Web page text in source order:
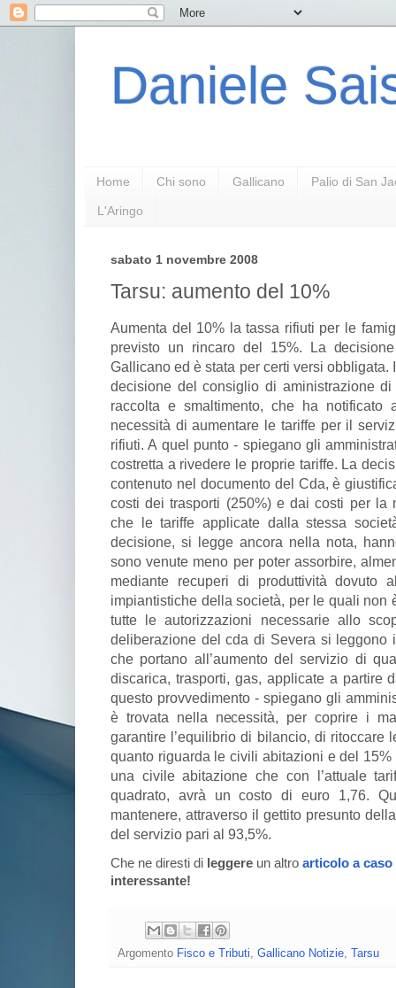
Daniele
Home Chi sono Gallicano Palio di San
L'Aringo
sabato 1 novembre 2008
Tarsu: aumento del 10%
Aumenta del 10% la tassa rifiuti per le
previsto un rincaro del 15%. La
Gallicano ed è stata per certi versi obbligata.
decisione del consiglio di aministrazione di
raccolta e smaltimento, che ha notificato
necessità di aumentare le tariffe per il
rifiuti. A quel punto - spiegano gli
costretta a rivedere le proprie tariffe. La
contenuto nel documento del Cda, è
costi dei trasporti (250%) e dai costi per la
che le tariffe applicate dalla stessa
decisione, si legge ancora nella nota,
sono venute meno per poter assorbire,
mediante recuperi di produttività dovuto
impiantistiche della società, per le quali non
tutte le autorizzazioni necessarie allo
deliberazione del cda di Severa si
che portano all’aumento del servizio di
discarica, trasporti, gas, applicate a partire
questo provvedimento - spiegano gli
è trovata nella necessità, per coprire i
garantire l’equilibrio di bilancio, di ritoccare
quanto riguarda le civili abitazioni e del
una civile abitazione che con l’attuale
quadrato, avrà un costo di euro 1,76.
mantenere, attraverso il gettito presunto
del servizio pari al 93,5%.
Che ne diresti di leggere un altro articolo a caso
interessante!
Argomento Fisco e Tributi Gallicano Notizie Tarsu